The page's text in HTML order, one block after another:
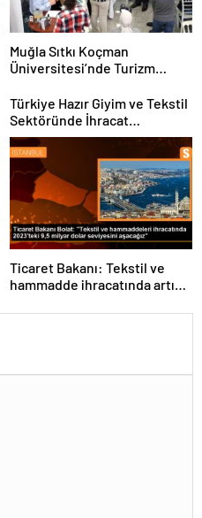
Muğla Sıtkı Koçman
Üniversitesi’nde Turizm
Buluştu
Türkiye Hazır Giyim ve Tekstil
Sektöründe İhracat
Hedeflerini Açıkladı
Ticaret Bakanı: Tekstil ve
hammadde ihracatında artış